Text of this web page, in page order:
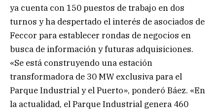
ya cuenta con 150 puestos de trabajo en dos
turnos y ha despertado el interés de asociados de
Feccor para establecer rondas de negocios en
busca de información y futuras adquisiciones.
«Se está construyendo una estación
transformadora de 30 MW exclusiva para el
Parque Industrial y el Puerto», ponderó Báez. «En
la actualidad, el Parque Industrial genera 460